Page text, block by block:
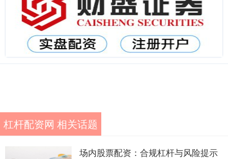
杠杆配资网 相关话题
场内股票配资：合规杠杆与风险提示